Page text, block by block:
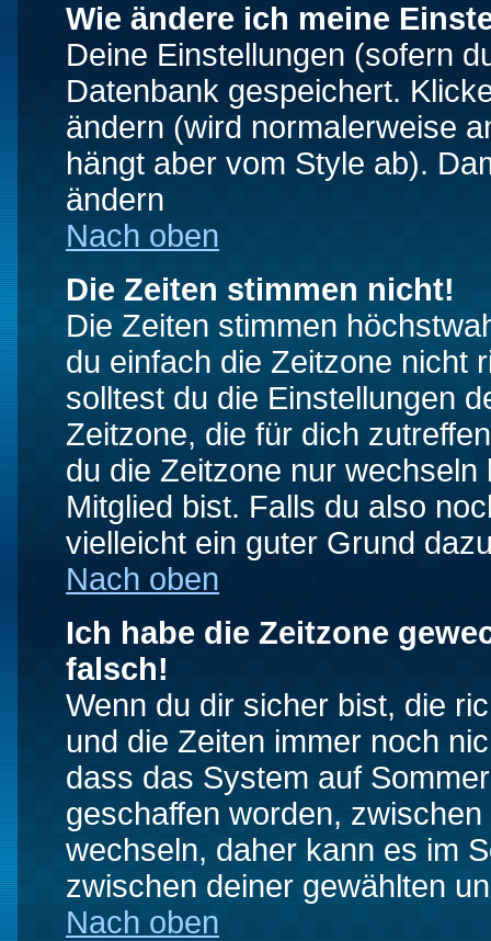
Wie ändere ich meine
Deine Einstellungen (sofern
Datenbank gespeichert.
ändern (wird normalerweise
hängt aber vom Style ab).
ändern
Nach oben
Die Zeiten stimmen nicht!
Die Zeiten stimmen
du einfach die Zeitzone nicht
solltest du die Einstellungen
Zeitzone, die für dich
du die Zeitzone nur
Mitglied bist. Falls du also
vielleicht ein guter Grund
Nach oben
Ich habe die Zeitzone
falsch!
Wenn du dir sicher bist, die
und die Zeiten immer noch
dass das System auf
geschaffen worden,
wechseln, daher kann es im
zwischen deiner gewählten
Nach oben